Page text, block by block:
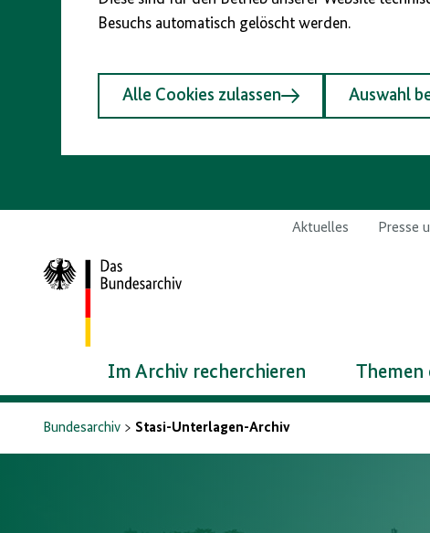
Besuchs automatisch gelöscht werden.
Alle Cookies zulassen Auswahl
Aktuelles Presse
Zur
Startseite
Im Archiv recherchieren Themen
Bundesarchiv Stasi-Unterlagen-Archiv